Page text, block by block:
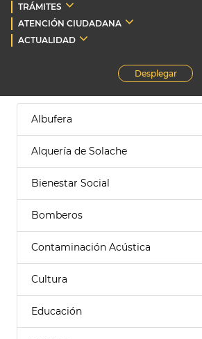
TRÁMITES
ATENCIÓN CIUDADANA
ACTUALIDAD
Desplegar
Albufera
Alquería de Solache
Bienestar Social
Bomberos
Contaminación Acústica
Cultura
Educación